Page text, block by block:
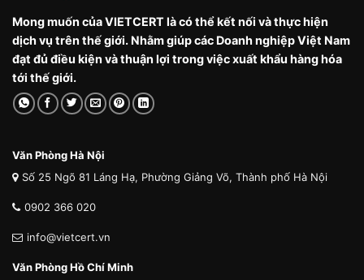
Mong muốn của VIETCERT là có thể kết nối và thực hiện
dịch vụ trên thế giới. Nhằm giúp các Doanh nghiệp Việt Nam
đạt đủ điều kiện và thuận lợi trong việc xuất khẩu hàng hóa
tới thế giới.
Văn Phòng Hà Nội
Số 25 Ngõ 81 Láng Hạ, Phường Giảng Võ, Thành phố Hà Nội
0902 366 020
info@vietcert.vn
Văn Phòng Hồ Chí Minh